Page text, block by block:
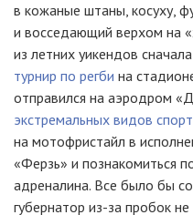
в кожаные штаны, косуху,
и восседающий верхом на
из летних уикендов сначала
турнир по регби на
отправился на аэродром
экстремальных видов
на мотофристайл в
«Ферзь» и познакомиться
адреналина. Все было бы
губернатор из-за пробок